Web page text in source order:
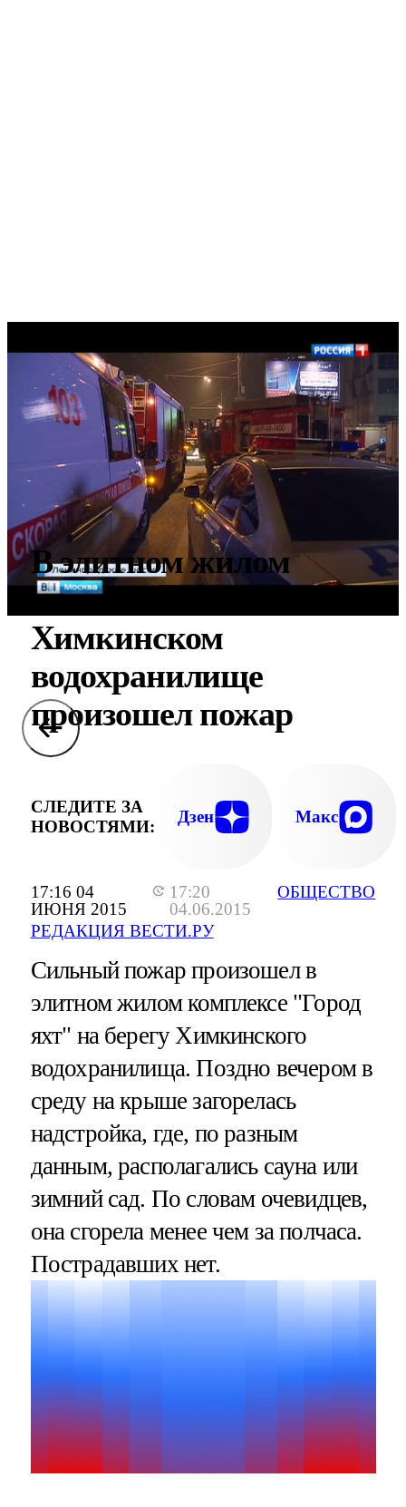
17:16 04
ИЮНЯ 2015
17:20
04.06.2015
РЕДАКЦИЯ ВЕСТИ.РУ
ОБЩЕСТВО
В элитном жилом
комплексе на
Химкинском
водохранилище
произошел пожар
СЛЕДИТЕ ЗА
НОВОСТЯМИ:
Дзен Макс
Сильный пожар произошел в
элитном жилом комплексе "Город
яхт" на берегу Химкинского
водохранилища. Поздно вечером в
среду на крыше загорелась
надстройка, где, по разным
данным, располагались сауна или
зимний сад. По словам очевидцев,
она сгорела менее чем за полчаса.
Пострадавших нет.